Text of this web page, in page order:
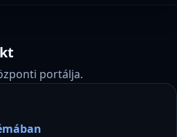
portálja.